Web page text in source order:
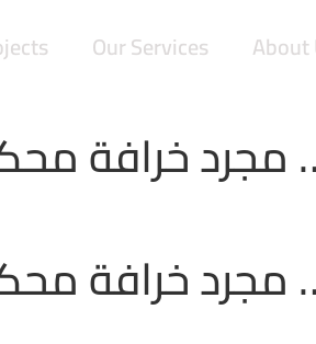
About
Our Services
خرافة
خرافة